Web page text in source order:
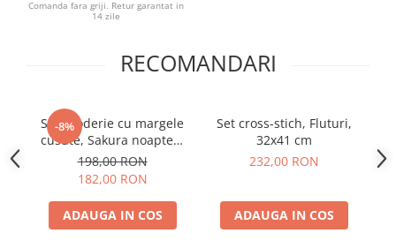
Comanda fara griji. Retur garantat in
14 zile
RECOMANDARI
-8%
Set broderie cu margele
cusute, Sakura noaptea,
12 culori, 20x41 cm
198,00 RON
182,00 RON
ADAUGA IN COS
Set cross-stich, Fluturi,
32x41 cm
232,00 RON
ADAUGA IN COS